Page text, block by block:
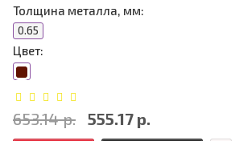
Толщина металла, мм:
0.65
Цвет:
653.14 р. 555.17 р.